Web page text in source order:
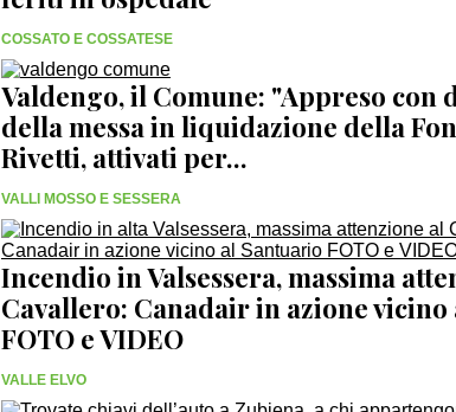
COSSATO E COSSATESE
Valdengo, il Comune: "Appreso con
della messa in liquidazione della
Rivetti, attivati per...
VALLI MOSSO E SESSERA
Incendio in Valsessera, massima
Cavallero: Canadair in azione
FOTO e VIDEO
VALLE ELVO